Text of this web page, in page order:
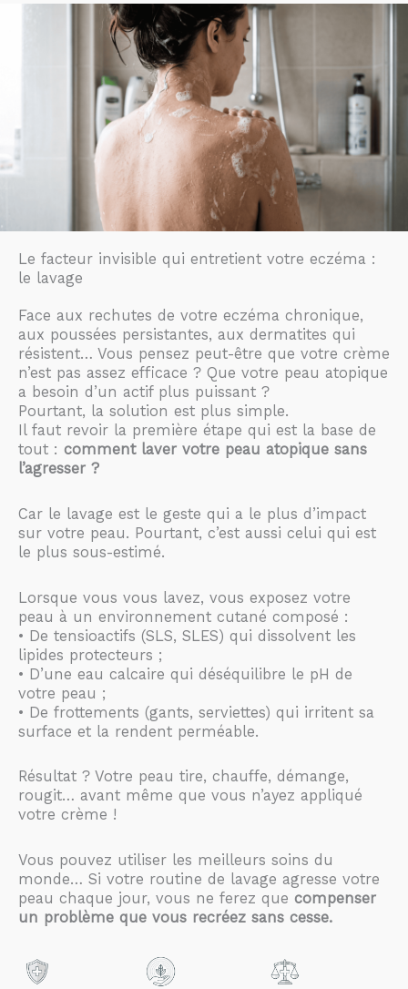
Le facteur invisible qui entretient votre eczéma :
le lavage
Face aux rechutes de votre eczéma chronique,
aux poussées persistantes, aux dermatites qui
résistent… Vous pensez peut-être que votre crème
n’est pas assez efficace ? Que votre peau atopique
a besoin d’un actif plus puissant ?
Pourtant, la solution est plus simple.
Il faut revoir la première étape qui est la base de
tout : comment laver votre peau atopique sans
l’agresser ?
Car le lavage est le geste qui a le plus d’impact
sur votre peau. Pourtant, c’est aussi celui qui est
le plus sous-estimé.
Lorsque vous vous lavez, vous exposez votre
peau à un environnement cutané composé :
• De tensioactifs (SLS, SLES) qui dissolvent les
lipides protecteurs ;
• D’une eau calcaire qui déséquilibre le pH de
votre peau ;
• De frottements (gants, serviettes) qui irritent sa
surface et la rendent perméable.
Résultat ? Votre peau tire, chauffe, démange,
rougit… avant même que vous n’ayez appliqué
votre crème !
Vous pouvez utiliser les meilleurs soins du
monde… Si votre routine de lavage agresse votre
peau chaque jour, vous ne ferez que compenser
un problème que vous recréez sans cesse.